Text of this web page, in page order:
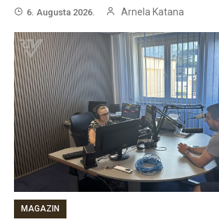
6. Augusta 2026. Arnela Katana
MAGAZIN